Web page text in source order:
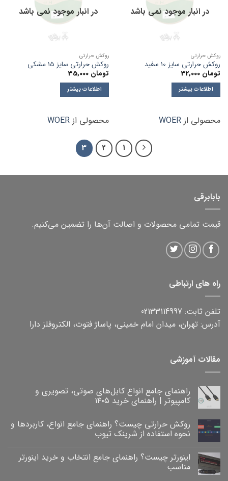
در انبار موجود نمی باشد
روکش حرارتی
روکش حرارتی سایز 10 سفید
تومان
اطلاعات بیشتر
محصولی از WOER
در انبار موجود نمی باشد
روکش حرارتی
روکش حرارتی سایز 15 مشکی
تومان
اطلاعات بیشتر
محصولی از WOER
1
2
3
بابابرقی
قیمت تمامی محصولات و اصالت آن‌ها را تضمین می‌کنیم.
راه های ارتباطی
تلفن ثابت: 02133114997
آدرس: تهران، میدان امام خمینی، پاساژ فتوت، الکتروفلز دارا
مقالات آموزشی
راهنمای جامع انواع کابل‌های صوتی، تصویری و
کامپیوتر | راهنمای خرید ۱۴۰۵
برای
راهنمای
جامع
صوتی،
تصویری
و
ثبت
نشده
روکش حرارتی چیست؟ راهنمای جامع انواع، کاربردها و
نحوه استفاده از شرینک تیوب
برای
روکش
حرارتی
ثبت
نشده
اینورتر چیست؟ راهنمای جامع انتخاب و خرید اینورتر
مناسب